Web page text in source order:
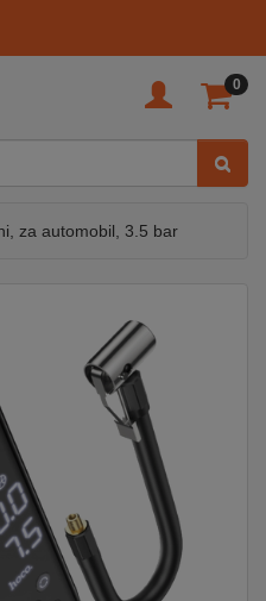
0
za automobil, 3.5 bar